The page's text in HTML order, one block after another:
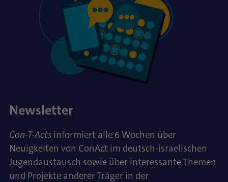
Newsletter
Con-T-Acts informiert alle 6 Wochen über
Neuigkeiten von ConAct im deutsch-israelischen
Jugendaustausch sowie über interessante Themen
und Projekte anderer Träger in der